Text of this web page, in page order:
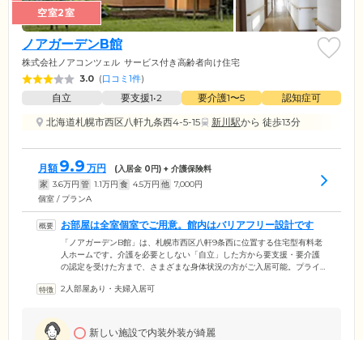
空室2室
ノアガーデンB館
株式会社ノアコンツェル サービス付き高齢者向け住宅
3.0 (口コミ1件)
自立 要支援1•2 要介護1〜5
認知症可
北海道札幌市西区八軒九条西4-5-15
新川駅から 徒歩13分
月額 9.9 万円 (入居金 0円) + 介護保険料
家 3.6万円 管 1.1万円 食 4.5万円 他 7,000円
個室 / プランA
お部屋は全室個室でご用意。館内はバリアフリー設計です
「ノアガーデンB館」は、札幌市西区八軒9条西に位置する住宅型有料老
人ホームです。介護を必要としない「自立」した方から要支援・要介護
の認定を受けた方まで、さまざまな身体状況の方がご入居可能。プライ
物内には完全バリアフリー設計を採用。段差をなくし各所に手すりを取
ご利用の方も、スタッフによるサポートのもとお体を清潔に保てます。
2人部屋あり・夫婦入居可
新しい施設で内装外装が綺麗